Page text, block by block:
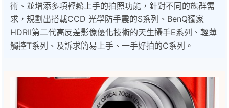
術、並增添多項輕鬆上手的拍照功能，針對不同的族群需
求，規劃出搭載CCD 光學防手震的S系列、BenQ獨家
HDRII第二代高反差影像優化技術的天生攝手E系列、輕薄
觸控T系列、及訴求簡易上手、一手好拍的C系列。